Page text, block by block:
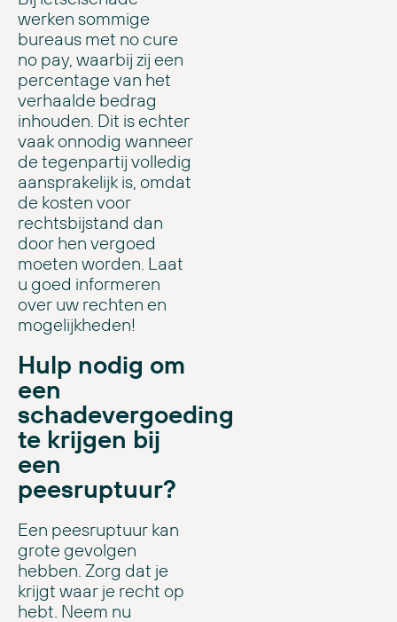
werken sommige
bureaus met no cure
no pay, waarbij zij een
percentage van het
verhaalde bedrag
inhouden. Dit is echter
vaak onnodig wanneer
de tegenpartij volledig
aansprakelijk is, omdat
de kosten voor
rechtsbijstand dan
door hen vergoed
moeten worden. Laat
u goed informeren
over uw rechten en
mogelijkheden!
Hulp nodig om
een
schadevergoeding
te krijgen bij
een
peesruptuur?
Een peesruptuur kan
grote gevolgen
hebben. Zorg dat je
krijgt waar je recht op
hebt. Neem nu